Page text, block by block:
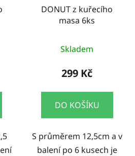
DONUT z kuřecího
masa 6ks
Skladem
299 Kč
DO KOŠÍKU
S průměrem 12,5cm a v
balení po 6 kusech je